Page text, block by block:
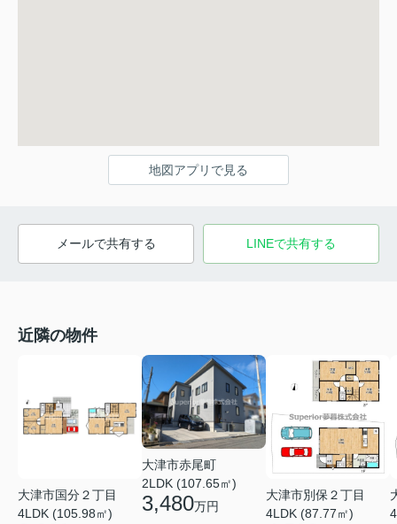
地図アプリで見る
メールで共有する LINEで共有する
近隣の物件
大津市国分２丁目
4LDK (105.98㎡)
大津市赤尾町
2LDK (107.65㎡)
3,480万円
大津市別保２丁目
4LDK (87.77㎡)